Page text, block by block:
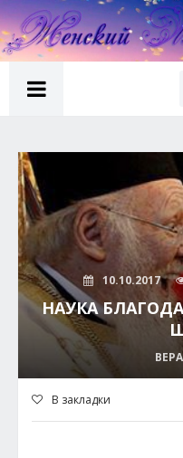
10.10.2017
НАУКА
В закладки